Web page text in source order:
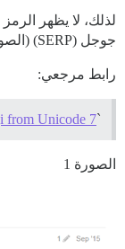
لذلك، لا يظهر
جوجل (SERP) (الصورة 3).
رابط مرجعي:
`
Unicode 7?
الصورة 1